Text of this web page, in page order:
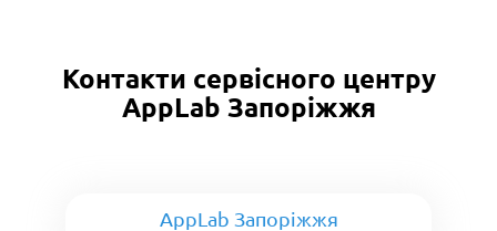
Контакти сервісного центру
AppLab Запоріжжя
AppLab Запоріжжя